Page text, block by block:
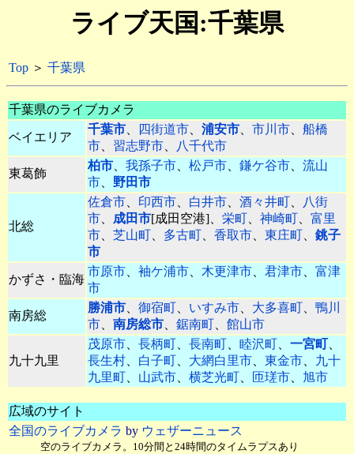
ライブ天国:千葉県
Top ＞ 千葉県
千葉県のライブカメラ
ベイエリア
千葉市、 四街道市、 浦安市、 市川市、 船橋
市、 習志野市、 八千代市
東葛飾
柏市、 我孫子市、 松戸市、 鎌ケ谷市、 流山
市、 野田市
北総
佐倉市、 印西市、 白井市、 酒々井町、
八街
市、 成田市[成田空港]、 栄町、 神崎町、 富里
市、 芝山町、 多古町、 香取市、 東庄町、 銚子
市
かずさ・臨海
市原市、 袖ケ浦市、 木更津市、 君津市、 富津
市
南房総
勝浦市、 御宿町、 いすみ市、 大多喜町、 鴨川
市、 南房総市、 鋸南町、 館山市
九十九里
茂原市、 長柄町、 長南町、 睦沢町、 一宮町、
長生村、 白子町、 大網白里市、 東金市、 九十
九里町、 山武市、 横芝光町、 匝瑳市、 旭市
広域のサイト
全国のライブカメラ by ウェザーニュース
空のライブカメラ。10分間と24時間のタイムラプスあり